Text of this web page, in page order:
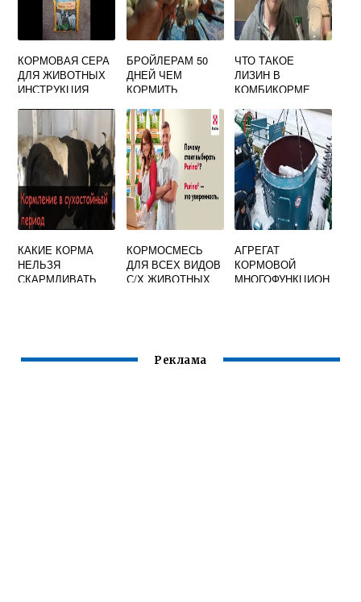
КОРМОВАЯ СЕРА
ДЛЯ ЖИВОТНЫХ
ИНСТРУКЦИЯ
БРОЙЛЕРАМ 50
ДНЕЙ ЧЕМ
КОРМИТЬ
ЧТО ТАКОЕ
ЛИЗИН В
КОМБИКОРМЕ
КАКИЕ КОРМА
НЕЛЬЗЯ
СКАРМЛИВАТЬ
КОРМОСМЕСЬ
ДЛЯ ВСЕХ ВИДОВ
С/Х ЖИВОТНЫХ
АГРЕГАТ
КОРМОВОЙ
МНОГОФУНКЦИОН
Реклама